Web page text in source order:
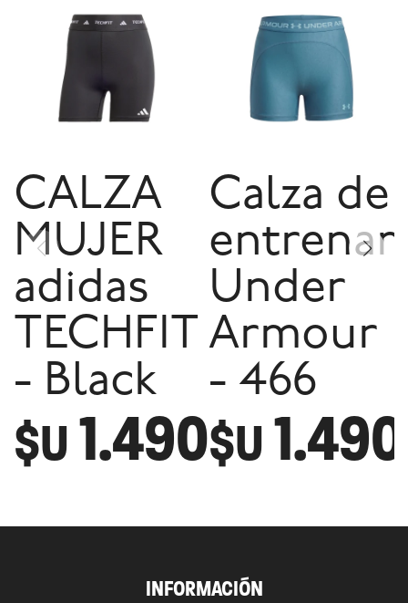
CALZA
MUJER
adidas
TECHFIT
- Black
$U1.490
Calza de
Under
Armour
- 466
$U1.490
INFORMACIÓN